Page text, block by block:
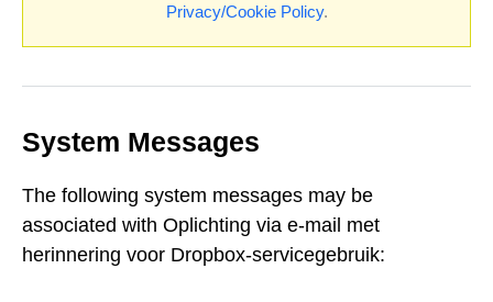
Privacy/Cookie Policy.
System Messages
The following system messages may be
associated with Oplichting via e-mail met
herinnering voor Dropbox-servicegebruik: